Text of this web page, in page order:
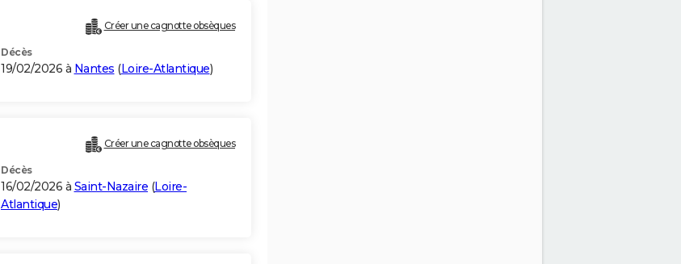
Créer une cagnotte obsèques
Décès
19/02/2026 à Nantes (Loire-Atlantique)
Créer une cagnotte obsèques
Décès
16/02/2026 à Saint-Nazaire (Loire-
Atlantique)